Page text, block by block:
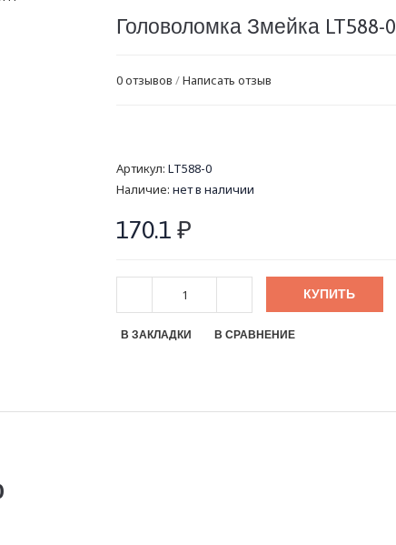
Головоломка Змейка LT588-0
0 отзывов /Написать отзыв
Артикул: LT588-0
Наличие: нет в наличии
170.1 ₽
КУПИТЬ
В ЗАКЛАДКИ В СРАВНЕНИЕ